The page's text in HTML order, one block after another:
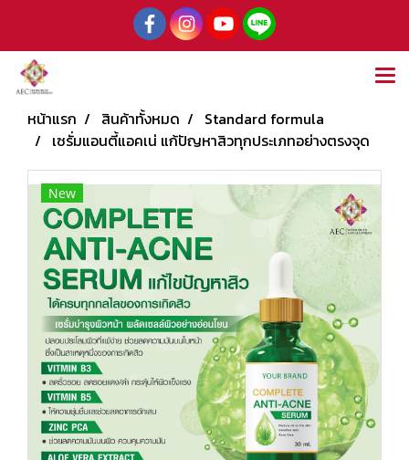
หน้าแรก สินค้าทั้งหมด
Standard formula
เซรั่มแอนตี้แอคเน่ แก้ปัญหาสิวทุกประเภทอย่างตรงจุด
New